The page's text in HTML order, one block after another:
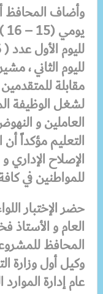
وأضاف المحافظ
لليوم الثاني ،
مقابلة
لشغل الوظيفة
العاملين و
التعليم مؤكداً
الإصلاح الإداري
للمواطنين في
حضر الإختبار
العام و
المحافظ
وكيل أول وزارة
عام إدارة